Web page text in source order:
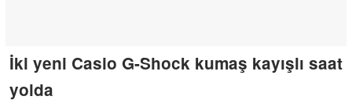
İki yeni Casio G-Shock kumaş kayışlı saat
yolda